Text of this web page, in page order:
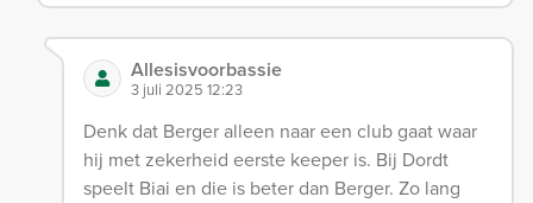
Allesisvoorbassie
3 juli 2025 12:23
Denk dat Berger alleen naar een club gaat waar
hij met zekerheid eerste keeper is. Bij Dordt
speelt Biai en die is beter dan Berger. Zo lang